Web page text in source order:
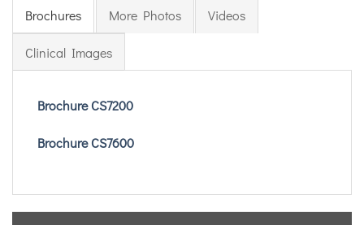
Brochures
More Photos Videos
Clinical Images
Brochure CS7200
Brochure CS7600